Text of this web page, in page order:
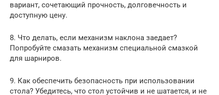
вариант, сочетающий прочность, долговечность и
доступную цену.
8. Что делать, если механизм наклона заедает?
Попробуйте смазать механизм специальной смазкой
для шарниров.
9. Как обеспечить безопасность при использовании
стола? Убедитесь, что стол устойчив и не шатается, и не